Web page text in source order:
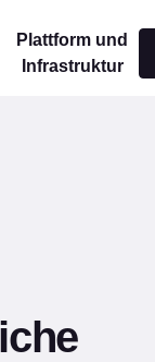
Plattform und
Infrastruktur